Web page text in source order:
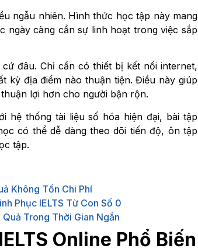
ngẫu nhiên. Hình thức học tập này mang
ngày càng cần sự linh hoạt trong việc sắp
đâu. Chỉ cần có thiết bị kết nối internet,
kỳ địa điểm nào thuận tiện. Điều này giúp
lợi hơn cho người bận rộn.
hệ thống tài liệu số hóa hiện đại, bài tập
có thể dễ dàng theo dõi tiến độ, ôn tập
tập.
Không Tốn Chi Phí
Phục IELTS Từ Con Số 0
Trong Thời Gian Ngắn
Online Phổ Biến